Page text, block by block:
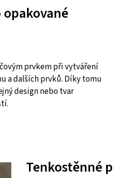
prvkem při vytváření
a dalších prvků. Díky tomu
design nebo tvar
Tenkostěnné